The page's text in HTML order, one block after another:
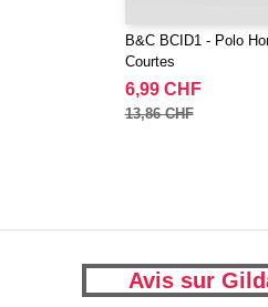
B&C BCID1 - Polo
Courtes
6,99 CHF
13,86 CHF
Avis sur